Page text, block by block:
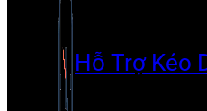
Hỗ Trợ Kéo